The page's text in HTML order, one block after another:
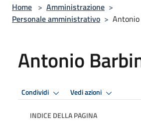
Home > Amministrazione >
Personale amministrativo >
Antonio
Condividi Vedi azioni
INDICE DELLA PAGINA